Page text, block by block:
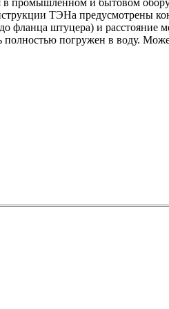
ТЭНа предусмотрены
штуцера) и расстояние
полностью погружен в воду.